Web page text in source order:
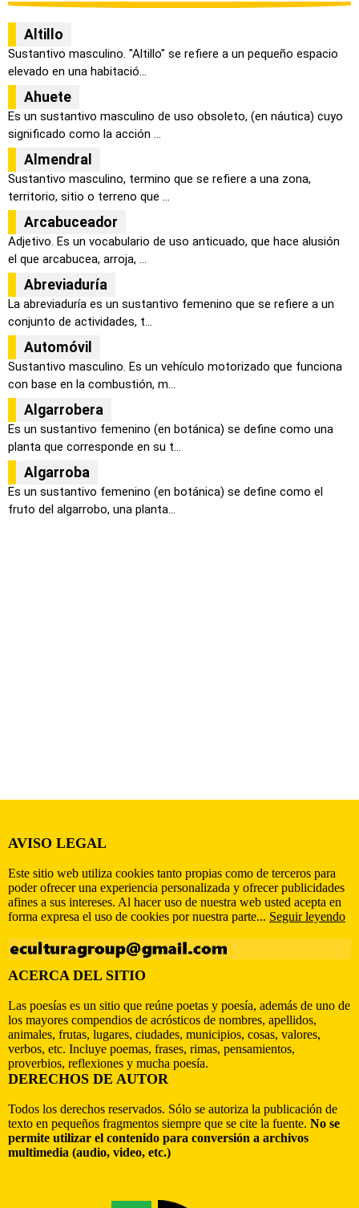
Altillo
Sustantivo masculino. "Altillo" se refiere a un pequeño espacio
elevado en una habitació...
Ahuete
Es un sustantivo masculino de uso obsoleto, (en náutica) cuyo
significado como la acción ...
Almendral
Sustantivo masculino, termino que se refiere a una zona,
territorio, sitio o terreno que ...
Arcabuceador
Adjetivo. Es un vocabulario de uso anticuado, que hace alusión
el que arcabucea, arroja, ...
Abreviaduría
La abreviaduría es un sustantivo femenino que se refiere a un
conjunto de actividades, t...
Automóvil
Sustantivo masculino. Es un vehículo motorizado que funciona
con base en la combustión, m...
Algarrobera
Es un sustantivo femenino (en botánica) se define como una
planta que corresponde en su t...
Algarroba
Es un sustantivo femenino (en botánica) se define como el
fruto del algarrobo, una planta...
AVISO LEGAL
Este sitio web utiliza cookies tanto propias como de terceros para
poder ofrecer una experiencia personalizada y ofrecer publicidades
afines a sus intereses. Al hacer uso de nuestra web usted acepta en
forma expresa el uso de cookies por nuestra parte... Seguir leyendo
ACERCA DEL SITIO
Las poesías es un sitio que reúne poetas y poesía, además de uno de
los mayores compendios de acrósticos de nombres, apellidos,
animales, frutas, lugares, ciudades, municipios, cosas, valores,
verbos, etc. Incluye poemas, frases, rimas, pensamientos,
proverbios, reflexiones y mucha poesía.
DERECHOS DE AUTOR
Todos los derechos reservados. Sólo se autoriza la publicación de
texto en pequeños fragmentos siempre que se cite la fuente. No se
permite utilizar el contenido para conversión a archivos
multimedia (audio, video, etc.)